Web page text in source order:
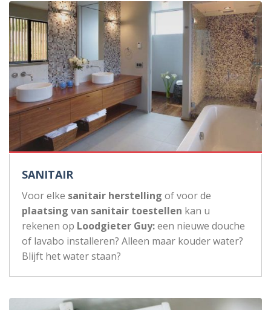
SANITAIR
Voor elke sanitair herstelling of voor de
plaatsing van sanitair toestellen kan u
rekenen op Loodgieter Guy:een nieuwe douche
of lavabo installeren? Alleen maar kouder water?
Blijft het water staan?